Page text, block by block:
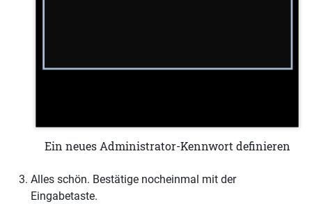
Ein neues Administrator-Kennwort definieren
Alles schön. Bestätige nocheinmal mit der
Eingabetaste.